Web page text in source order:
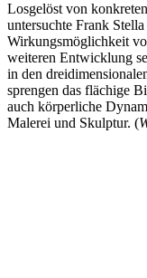
Losgelöst von
untersuchte Frank
Wirkungsmöglichkeit
weiteren Entwicklung
in den
sprengen das flächige
auch körperliche
Malerei und Skulptur. (